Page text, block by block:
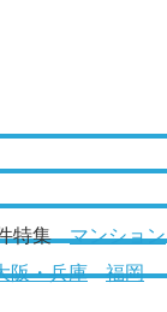
特集
マンション
阪・兵庫
福岡